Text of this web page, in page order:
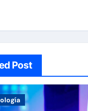
Post